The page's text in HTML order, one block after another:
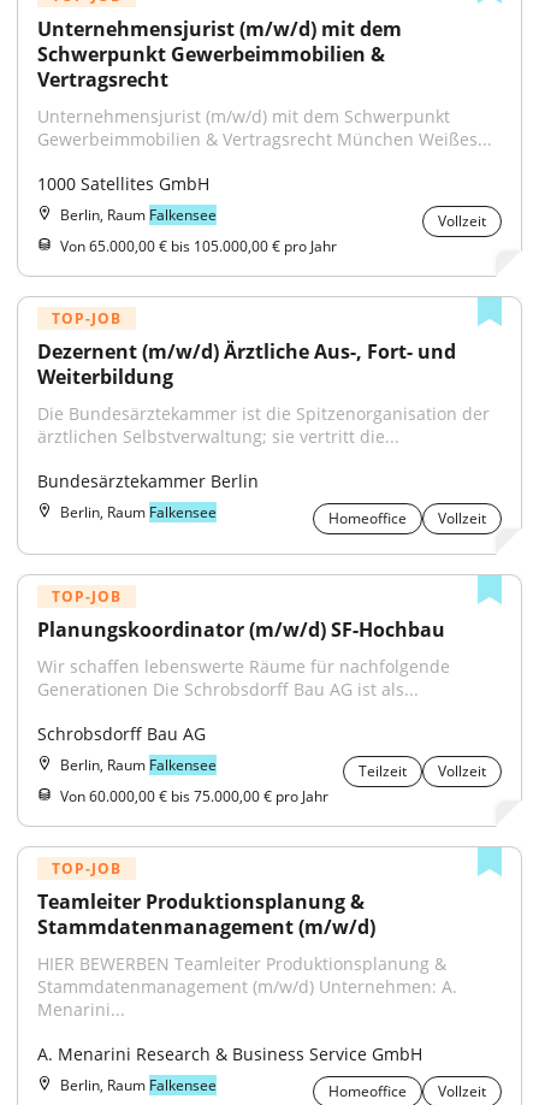
Unternehmensjurist (m/w/d) mit dem
Schwerpunkt Gewerbeimmobilien &
Vertragsrecht
Unternehmensjurist (m/w/d) mit dem Schwerpunkt
Gewerbeimmobilien & Vertragsrecht München Weißes...
1000 Satellites GmbH
Berlin, Raum Falkensee
Vollzeit
Von 65.000,00 € bis 105.000,00 € pro Jahr
TOP-JOB
Dezernent (m/w/d) Ärztliche Aus-, Fort- und
Weiterbildung
Die Bundesärztekammer ist die Spitzenorganisation der
ärztlichen Selbstverwaltung; sie vertritt die...
Bundesärztekammer Berlin
Berlin, Raum Falkensee Homeoffice Vollzeit
TOP-JOB
Planungskoordinator (m/w/d) SF-Hochbau
Wir schaffen lebenswerte Räume für nachfolgende
Generationen Die Schrobsdorff Bau AG ist als...
Schrobsdorff Bau AG
Berlin, Raum Falkensee Teilzeit
Vollzeit
Von 60.000,00 € bis 75.000,00 € pro Jahr
TOP-JOB
Teamleiter Produktionsplanung &
Stammdatenmanagement (m/w/d)
HIER BEWERBEN Teamleiter Produktionsplanung &
Stammdatenmanagement (m/w/d) Unternehmen: A.
Menarini...
A. Menarini Research & Business Service GmbH
Berlin, Raum Falkensee Homeoffice
Vollzeit